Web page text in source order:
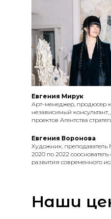
Евгения Воронова
Художник,
2020 по 2022
развития современного
Евгения Мирук
Арт-менеджер, продюсер
независимый
проектов Агентства
Наши